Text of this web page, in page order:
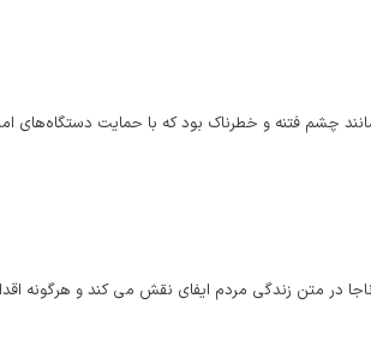
چشم فتنه و خطرناک بود که با حمایت دستگاه‌های
در متن زندگی مردم ایفای نقش می کند و هرگونه